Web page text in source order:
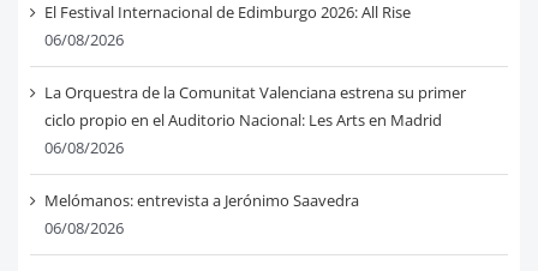
El Festival Internacional de Edimburgo 2026: All Rise
06/08/2026
La Orquestra de la Comunitat Valenciana estrena su primer
ciclo propio en el Auditorio Nacional: Les Arts en Madrid
06/08/2026
Melómanos: entrevista a Jerónimo Saavedra
06/08/2026